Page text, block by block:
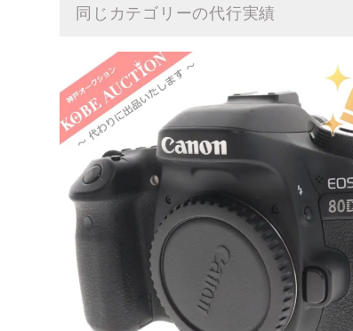
同じカテゴリーの代行実績